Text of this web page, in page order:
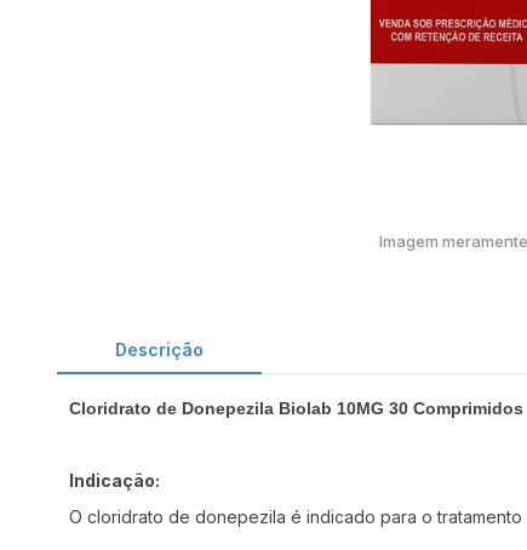
Imagem
Descrição
Cloridrato de Donepezila Biolab 10MG 30 Comprimidos
Indicação:
O cloridrato de donepezila é indicado para o